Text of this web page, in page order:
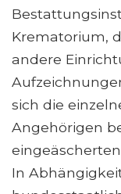
Krematorium,
andere
sich die
Angehörigen
In